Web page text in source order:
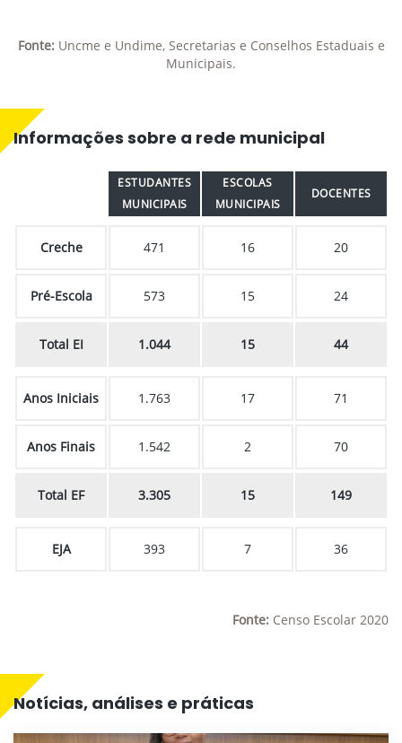
Fonte:Uncme e Undime, Secretarias e Conselhos Estaduais e
Municipais.
Informações sobre a rede municipal
ESTUDANTES
MUNICIPAIS
ESCOLAS
MUNICIPAIS
DOCENTES
Creche 471 16 20
Pré-Escola 573 15 24
Total EI 1.044 15 44
Anos Iniciais 1.763 17 71
Anos Finais 1.542 2 70
Total EF 3.305 15 149
EJA 393 7 36
Fonte: Censo Escolar 2020
Notícias, análises e práticas